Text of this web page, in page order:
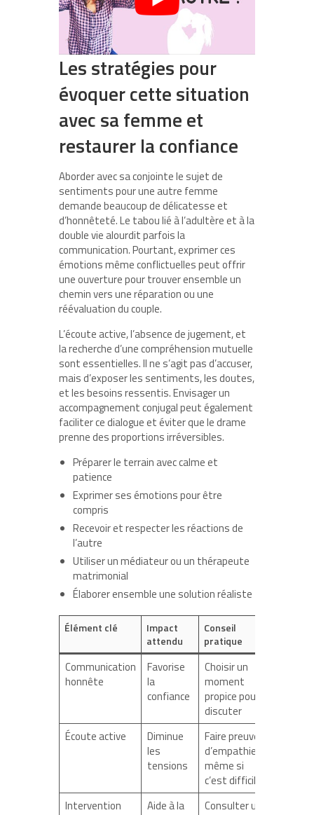
Les stratégies pour
évoquer cette situation
avec sa femme et
restaurer la confiance
Aborder avec sa conjointe le sujet de
sentiments pour une autre femme
demande beaucoup de délicatesse et
d’honnêteté. Le tabou lié à l’adultère et à la
double vie alourdit parfois la
communication. Pourtant, exprimer ces
émotions même conflictuelles peut offrir
une ouverture pour trouver ensemble un
chemin vers une réparation ou une
réévaluation du couple.
L’écoute active, l’absence de jugement, et
la recherche d’une compréhension mutuelle
sont essentielles. Il ne s’agit pas d’accuser,
mais d’exposer les sentiments, les doutes,
et les besoins ressentis. Envisager un
accompagnement conjugal peut également
faciliter ce dialogue et éviter que le drame
prenne des proportions irréversibles.
Préparer le terrain avec calme et
patience
Exprimer ses émotions pour être
compris
Recevoir et respecter les réactions de
l’autre
Utiliser un médiateur ou un thérapeute
matrimonial
Élaborer ensemble une solution réaliste
Élément clé
Impact
attendu
Conseil
pratique
Communication
honnête
Favorise
la
confiance
Choisir un
moment
propice pour
discuter
Écoute active
Diminue
les
tensions
Faire preuve
d’empathie
même si
c’est difficile
Intervention
Aide à la
Consulter un